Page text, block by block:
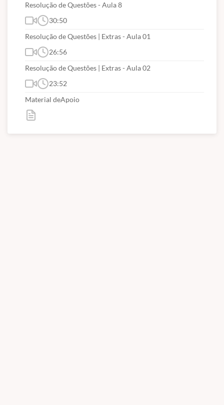
Resolução de Questões - Aula 8
30:50
Resolução de Questões | Extras - Aula 01
26:56
Resolução de Questões | Extras - Aula 02
23:52
Material deApoio